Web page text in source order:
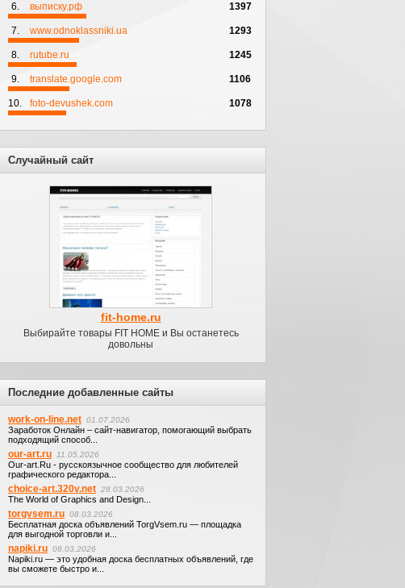
6. выписку.рф 1397
7. www.odnoklassniki.ua 1293
8. rutube.ru 1245
9. translate.google.com 1106
10. foto-devushek.com 1078
Случайный сайт
fit-home.ru
Выбирайте товары FIT HOME и Вы останетесь
довольны
Последние добавленные сайты
work-on-line.net 01.07.2026
Заработок Онлайн – сайт-навигатор, помогающий выбрать
подходящий способ...
our-art.ru 11.05.2026
Our-art.Ru - русскоязычное сообщество для любителей
графического редактора...
choice-art.320v.net 28.03.2026
The World of Graphics and Design...
torgvsem.ru 08.03.2026
Бесплатная доска объявлений TorgVsem.ru — площадка
для выгодной торговли и...
napiki.ru 08.03.2026
Napiki.ru — это удобная доска бесплатных объявлений, где
вы сможете быстро и...